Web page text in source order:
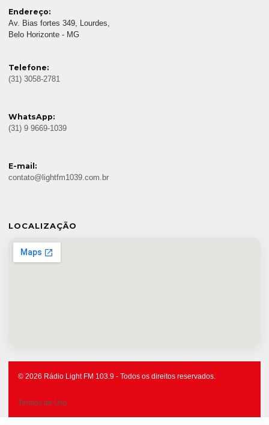
Endereço:
Av. Bias fortes 349, Lourdes,
Belo Horizonte - MG
Telefone:
(31) 3058-2781
WhatsApp:
(31) 9 9669-1039
E-mail:
contato@lightfm1039.com.br
LOCALIZAÇÃO
© 2026 Rádio Light FM 103.9 - Todos os direitos reservados.
Termos de Uso